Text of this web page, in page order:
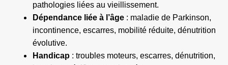
pathologies liées au vieillissement.
Dépendance liée à l’âge : maladie de Parkinson,
incontinence, escarres, mobilité réduite, dénutrition
évolutive.
Handicap : troubles moteurs, escarres, dénutrition,